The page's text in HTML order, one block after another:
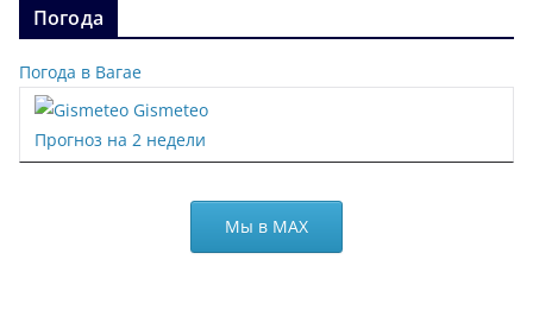
Погода
Погода в Вагае
Gismeteo
Прогноз на 2 недели
Мы в МАХ